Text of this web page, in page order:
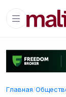
Главная/